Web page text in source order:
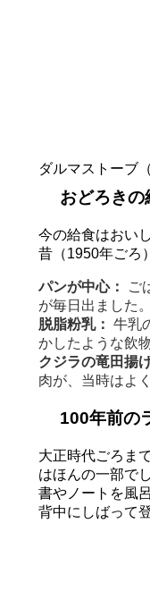
ダルマストーブ
おどろきの
今の給食はおい
昔（1950年ごろ
パンが中心：
ご
が毎日出ました。
脱脂粉乳： 牛乳
かしたような飲
クジラの竜田揚
肉が、当時はよ
100年前の
大正時代ごろま
はほんの一部で
書やノートを風
背中にしばって